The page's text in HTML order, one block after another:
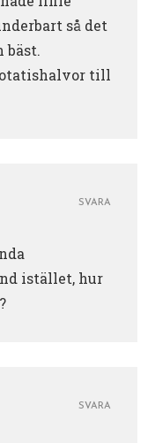
så det
bäst.
till
istället, hur
SVARA
SVARA